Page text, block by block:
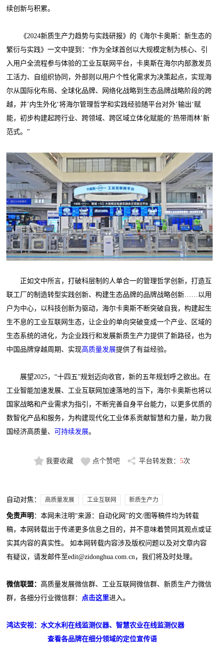
续创新与积累。
《2024新质生产力趋势与实践研报》的《海尔卡奥斯：新生态的
繁衍与实践》一文中提到：“作为全球首创以大规模定制为核心、引
入用户全流程参与体验的工业互联网平台，卡奥斯在海尔内部激发员
工活力、自组织协同，外部则以用户个性化需求为决策起点，实现海
尔从国际化布局、全球化品牌、网络化战略到生态品牌战略阶段的跨
越，并’内生外化‘将海尔管理哲学和实践经验随平台对外’输出‘赋
能，初步构建起跨行业、跨领域、跨区域立体化赋能的‘热带雨林’新
范式。”
正如文中所言，打破科层制的人单合一的管理哲学创新，打造互
联工厂的制造转型实践创新、构建生态品牌的品牌战略创新……以用
户为中心，以科技创新为驱动，海尔卡奥斯不断突破自我，构建起生
生不息的工业互联网生态，让企业的单向突破变成一个产业、区域的
生态系统的进化，为企业践行和发展新质生产力提供了新路径，也为
中国品牌穿越周期、实现高质量发展提供了有益经验。
展望2025，“十四五”规划迈向收官，新的五年规划呼之欲出。在
工业智能加速发展、工业互联网加速落地的当下，海尔卡奥斯也将以
国家战略和产业需求为指引，不断完善自身平台能力，以更多优质的
数智化产品和服务，为构建现代化工业体系贡献智慧和力量，助力我
国经济高质量、
可持续发展。
我要收藏 点个赞吧 平台转发数： 5次
自动对焦： 高质量发展 工业互联网 新质生产力
免责声明 ：本网未注明“来源：自动化网”的文/图等稿件均为转载
稿，本网转载出于传递更多信息之目的，并不意味着赞同其观点或证
实其内容的真实性。 如本网转载内容涉及版权问题以及对文章内容
有疑议，请发邮件至edit@zidonghua.com.cn，我们将及时处理。
微信联盟： 高质量发展微信群、工业互联网微信群、新质生产力微信
群，各细分行业微信群：
点击这里进入。
鸿达安视：水文水利在线监测仪器、智慧农业在线监测仪器
查看各品牌在细分领域的定位宣传语